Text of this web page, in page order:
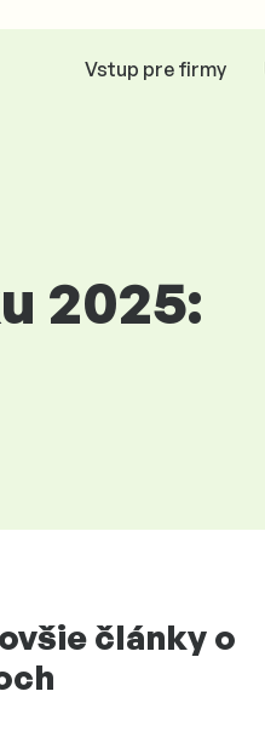
Vstup pre firmy
2025:
články o